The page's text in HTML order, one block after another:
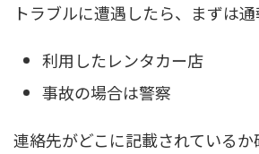
トラブルに遭遇したら、まずは
利用したレンタカー店
事故の場合は警察
連絡先がどこに記載されているか